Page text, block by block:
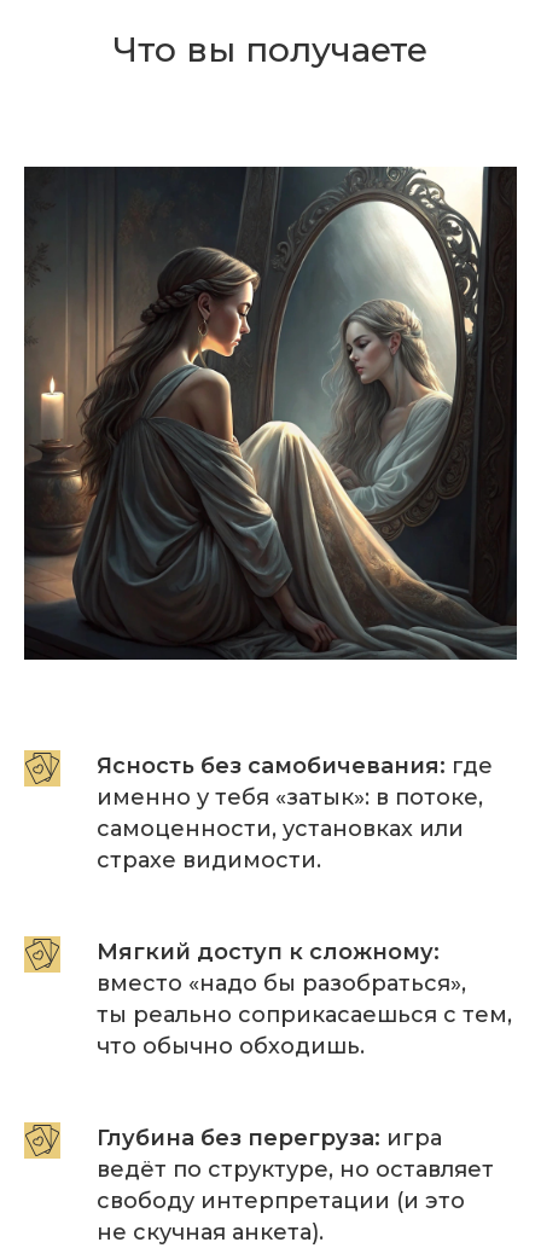
Что вы получаете
Ясность без самобичевания: где
именно у тебя «затык»: в потоке,
самоценности, установках или
страхе видимости.
Мягкий доступ к сложному:
вместо «надо бы разобраться»,
ты реально соприкасаешься с тем,
что обычно обходишь.
Глубина без перегруза: игра
ведёт по структуре, но оставляет
свободу интерпретации (и это
не скучная анкета).